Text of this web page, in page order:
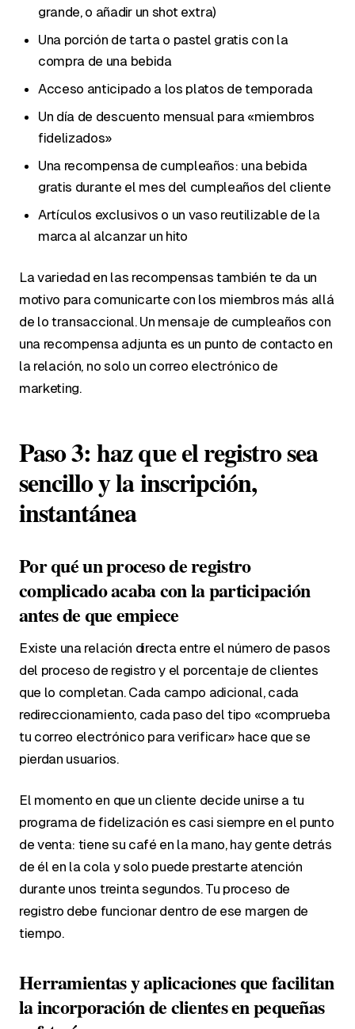
grande, o añadir un shot extra)
Una porción de tarta o pastel gratis con la
compra de una bebida
Acceso anticipado a los platos de temporada
Un día de descuento mensual para «miembros
fidelizados»
Una recompensa de cumpleaños: una bebida
gratis durante el mes del cumpleaños del cliente
Artículos exclusivos o un vaso reutilizable de la
marca al alcanzar un hito
La variedad en las recompensas también te da un
motivo para comunicarte con los miembros más allá
de lo transaccional. Un mensaje de cumpleaños con
una recompensa adjunta es un punto de contacto en
la relación, no solo un correo electrónico de
marketing.
Paso 3: haz que el registro sea
sencillo y la inscripción,
instantánea
Por qué un proceso de registro
complicado acaba con la participación
antes de que empiece
Existe una relación directa entre el número de pasos
del proceso de registro y el porcentaje de clientes
que lo completan. Cada campo adicional, cada
redireccionamiento, cada paso del tipo «comprueba
tu correo electrónico para verificar» hace que se
pierdan usuarios.
El momento en que un cliente decide unirse a tu
programa de fidelización es casi siempre en el punto
de venta: tiene su café en la mano, hay gente detrás
de él en la cola y solo puede prestarte atención
durante unos treinta segundos. Tu proceso de
registro debe funcionar dentro de ese margen de
tiempo.
Herramientas y aplicaciones que facilitan
la incorporación de clientes en pequeñas